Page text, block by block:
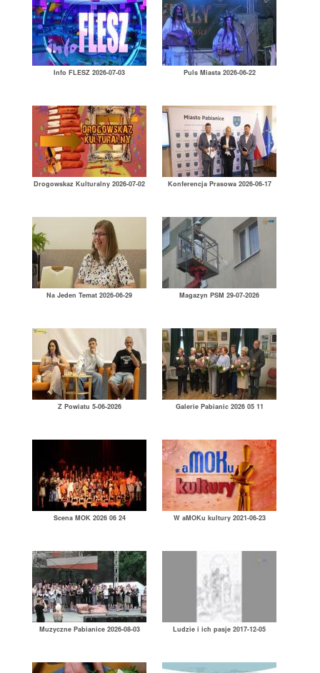
Info FLESZ 2026-07-03 Puls Miasta 2026-06-22
Drogowskaz Kulturalny 2026-07-02 Konferencja Prasowa 2026-06-17
Na Jeden Temat 2026-06-29 Magazyn PSM 29-07-2026
Z Powiatu 5-06-2026 Galerie Pabianic 2026 05 11
Scena MOK 2026 06 24 W aMOKu kultury 2021-06-23
Muzyczne Pabianice 2026-08-03 Ludzie i ich pasje 2017-12-05